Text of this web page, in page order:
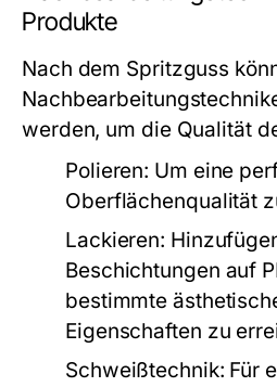
Produkte
Nach dem Spritzguss
werden, um die Qualität
Polieren: Um eine
Oberflächenqualität
Lackieren:
Beschichtungen auf
bestimmte
Eigenschaften zu
Schweißtechnik: Für